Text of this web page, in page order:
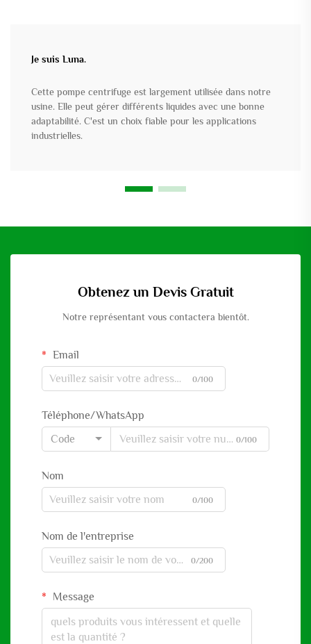
Je suis Luna.
Cette pompe centrifuge est largement utilisée dans notre
usine. Elle peut gérer différents liquides avec une bonne
adaptabilité. C'est un choix fiable pour les applications
industrielles.
Obtenez un Devis Gratuit
Notre représentant vous contactera bientôt.
Email
0/100
Téléphone/WhatsApp
Code
0/100
Nom
0/100
Nom de l'entreprise
0/200
Message